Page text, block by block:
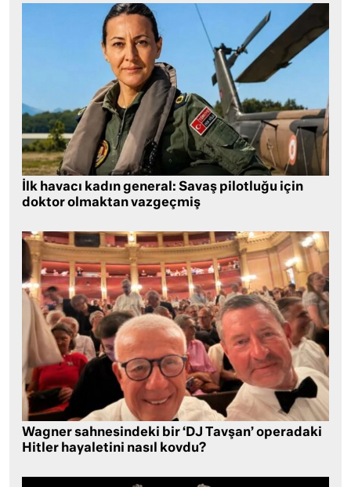
İlk havacı kadın general: Savaş pilotluğu için
doktor olmaktan vazgeçmiş
Wagner sahnesindeki bir ‘DJ Tavşan’ operadaki
Hitler hayaletini nasıl kovdu?